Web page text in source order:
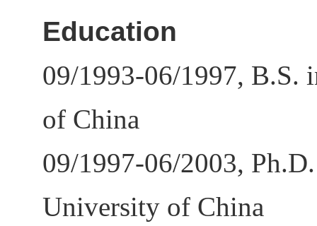
Education
09/1993-06/1997, B.S.
of China
09/1997-06/2003,
University of China